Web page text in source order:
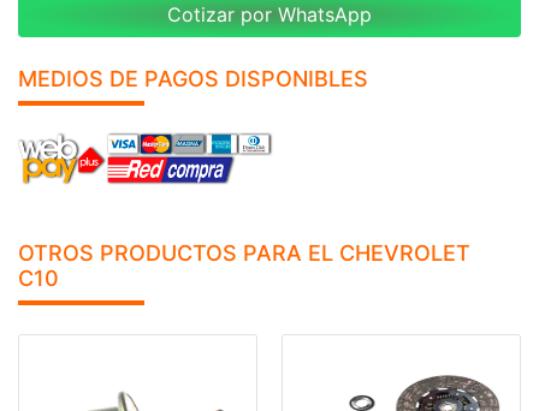
Cotizar por WhatsApp
MEDIOS DE PAGOS DISPONIBLES
OTROS PRODUCTOS PARA EL CHEVROLET
C10